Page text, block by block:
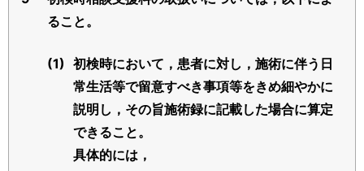
ること。
(1) 初検時において，患者に対し，施術に伴う日
常生活等で留意すべき事項等をきめ細やかに
説明し，その旨施術録に記載した場合に算定
できること。
具体的には，